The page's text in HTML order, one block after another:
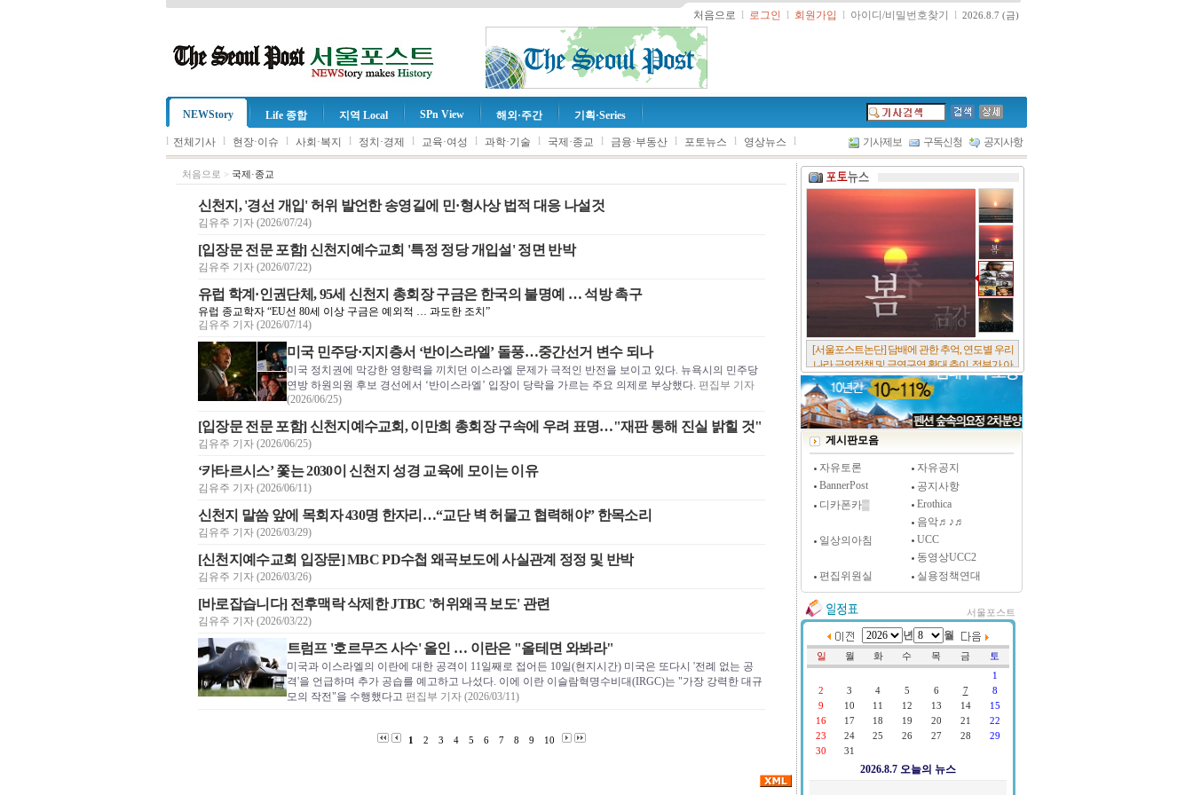
처음으로 l 로그인 l 회원가입 l 아이디/비밀번호찾기 l 2026.8.7 (금)
NEWStory Life 종합 지역 Local SPn View 해외·주간 기획·Series
l 전체기사 l 현장·이슈 l 사회·복지 l 정치·경제 l 교육·여성 l 과학·기술 l 국제·종교 l 금융·부동산 l 포토뉴스 l 영상뉴스 l 기사제보 구독신청 공지사항
처음으로 > 국제·종교
신천지, '경선 개입' 허위 발언한 송영길에 민·형사상 법적 대응 나설것
김유주 기자 (2026/07/24)
[입장문 전문 포함] 신천지예수교회 '특정 정당 개입설' 정면 반박
김유주 기자 (2026/07/22)
유럽 학계·인권단체, 95세 신천지 총회장 구금은 한국의 불명예 … 석방 촉구
유럽 종교학자 “EU선 80세 이상 구금은 예외적 … 과도한 조치”
김유주 기자 (2026/07/14)
미국 민주당·지지층서 ‘반이스라엘’ 돌풍…중간선거 변수 되나
미국 정치권에 막강한 영향력을 끼치던 이스라엘 문제가 극적인 반전을 보이고 있다. 뉴욕시의 민주당
연방 하원의원 후보 경선에서 ‘반이스라엘’ 입장이 당락을 가르는 주요 의제로 부상했다. 편집부 기자
(2026/06/25)
[입장문 전문 포함] 신천지예수교회, 이만희 총회장 구속에 우려 표명…"재판 통해 진실 밝힐 것"
김유주 기자 (2026/06/25)
‘카타르시스’ 쫓는 2030이 신천지 성경 교육에 모이는 이유
김유주 기자 (2026/06/11)
신천지 말씀 앞에 목회자 430명 한자리…“교단 벽 허물고 협력해야” 한목소리
김유주 기자 (2026/03/29)
[신천지예수교회 입장문] MBC PD수첩 왜곡보도에 사실관계 정정 및 반박
김유주 기자 (2026/03/26)
[바로잡습니다] 전후맥락 삭제한 JTBC '허위왜곡 보도' 관련
김유주 기자 (2026/03/22)
트럼프 '호르무즈 사수' 올인 … 이란은 "올테면 와봐라"
미국과 이스라엘의 이란에 대한 공격이 11일째로 접어든 10일(현지시간) 미국은 또다시 '전례 없는 공
격'을 언급하며 추가 공습를 예고하고 나섰다. 이에 이란 이슬람혁명수비대(IRGC)는 "가장 강력한 대규
모의 작전"을 수행했다고 편집부 기자 (2026/03/11)
1 2 3 4 5 6 7 8 9 10
[서울포스트논단] 담배에 관한 추억, 연도별 우리
나라 금연정책 및 금연구역 확대 추이, 정부가 아
무리 더 해롭다고 사기를 쳐대도 피워 본 사람은
다 안다, 전자담배시장은 10년새 폭발적 증가세..
[시사저널 인터뷰] 윤방부 연세대 의대 명예교수,
"골초에게 전자담배를 허하라"
게시판모음
자유토론
자유공지
BannerPost
공지사항
디카폰카▒
Erothica
음악♬♪♬
일상의아침
UCC
동영상UCC2
편집위원실
실용정책연대
서울포스트